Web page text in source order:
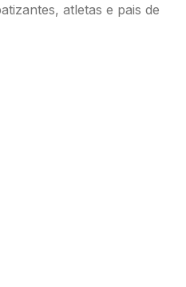
atletas e pais de